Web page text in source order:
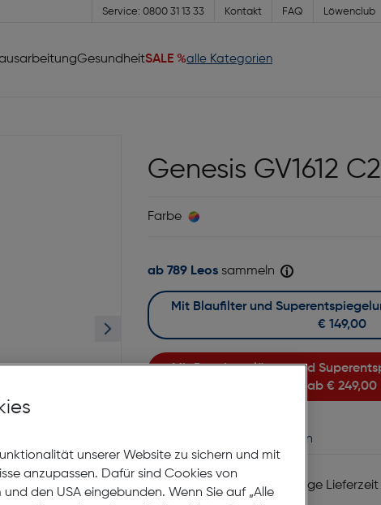
Service: 0800 31 13 33 Kontakt FAQ Löwenclub
GesundheitSALE %alle Kategorien
Online
anprobieren
Genesis GV1612 C2
Farbe
ab 789 Leossammeln
Mit Premiumgläsern und Superentspiegelung in Sehstärke
ab€ 249,00
€ 149,00
Jetzt Termin vereinbaren
Lagernd | 6 bis 8 Werktage Lieferzeit
unserer Website zu sichern und mit
anzupassen. Dafür sind Cookies von
den USA eingebunden. Wenn Sie auf „Alle